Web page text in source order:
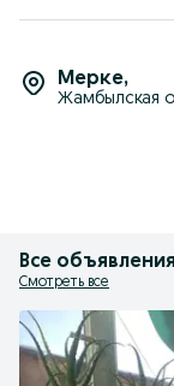
Мерке,
Жамбылская
Все
Смотреть все